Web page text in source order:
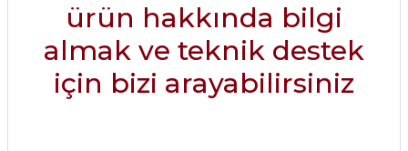
ürün hakkında bilgi
almak ve teknik destek
için bizi arayabilirsiniz